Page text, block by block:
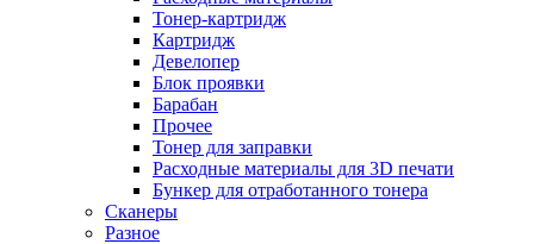
Тонер-картридж
Картридж
Девелопер
Блок проявки
Барабан
Прочее
Тонер для заправки
Расходные материалы для 3D печати
Бункер для отработанного тонера
Сканеры
Разное